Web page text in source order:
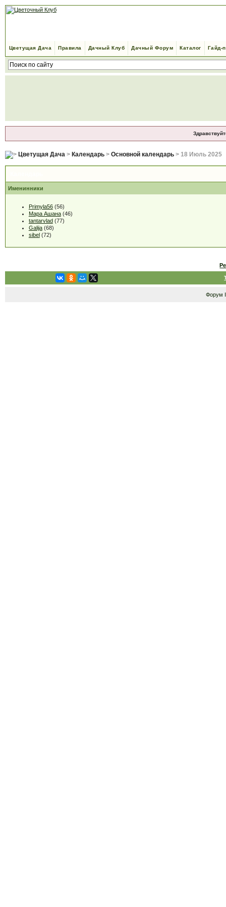
Цветущая Дача Правила Дачный Клуб Дачный Форум Каталог Гайд-
Цветущая Дача> Календарь> Основной календарь> 18 Июль 2025
Именинники
Primyla56(56)
Мара Ашана(46)
tantarvlad(77)
Galija(68)
sibel(72)
Форум